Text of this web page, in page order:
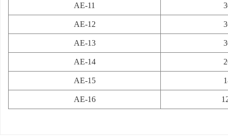
AE-11
AE-12
AE-13
AE-14
AE-15
AE-16